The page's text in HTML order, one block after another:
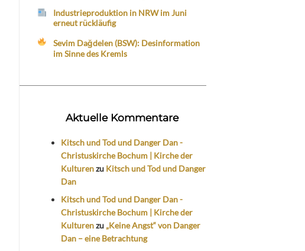
Industrieproduktion in NRW im Juni
erneut rückläufig
Sevim Dağdelen (BSW): Desinformation
im Sinne des Kremls
Aktuelle Kommentare
Kitsch und Tod und Danger Dan -
Christuskirche Bochum | Kirche der
Kulturenzu Kitsch und Tod und Danger
Dan
Kitsch und Tod und Danger Dan -
Christuskirche Bochum | Kirche der
Kulturenzu „Keine Angst“ von Danger
Dan – eine Betrachtung